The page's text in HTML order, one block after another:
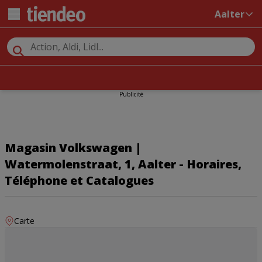
Aalter
Publicité
Magasin Volkswagen |
Watermolenstraat, 1, Aalter - Horaires,
Téléphone et Catalogues
Carte